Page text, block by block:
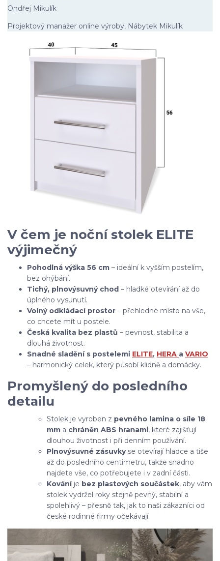
Ondřej Mikulík
Projektový manažer online výroby, Nábytek Mikulík
V čem je noční stolek ELITE
výjimečný
Pohodlná výška 56 cm – ideální k vyšším postelím,
bez ohýbání.
Tichý, plnovýsuvný chod – hladké otevírání až do
úplného vysunutí.
Volný odkládací prostor – přehledné místo na vše,
co chcete mít u postele.
Česká kvalita bez plastů – pevnost, stabilita a
dlouhá životnost.
Snadné sladění s postelemi ELITE, HERA a VARIO
– harmonický celek, který působí klidně a domácky.
Promyšlený do posledního
detailu
Stolek je vyroben z pevného lamina o síle 18
mm a chráněn ABS hranami, které zajišťují
dlouhou životnost i při denním používání.
Plnovýsuvné zásuvkyse otevírají hladce a tiše
až do posledního centimetru, takže snadno
najdete vše, co potřebujete i v zadní části.
Kováníje bez plastových součástek, aby vám
stolek vydržel roky stejně pevný, stabilní a
spolehlivý – přesně tak, jak to naši zákazníci od
české rodinné firmy očekávají.